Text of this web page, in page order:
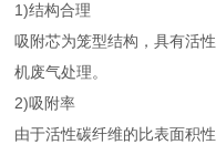
1)结构合理
吸附芯为笼型结构，具有活
机废气处理。
2)吸附率
由于活性碳纤维的比表面积